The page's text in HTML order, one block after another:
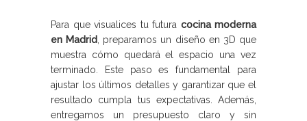
Para que visualices tu futura cocina moderna
en Madrid
, preparamos un diseño en 3D que
muestra cómo quedará el espacio una vez
terminado. Este paso es fundamental para
ajustar los últimos detalles y garantizar que el
resultado cumpla tus expectativas. Además,
entregamos un presupuesto claro y sin